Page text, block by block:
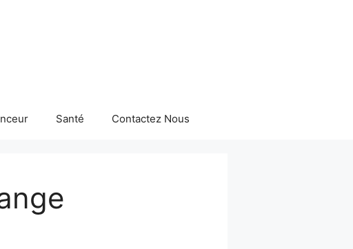
Santé Contactez Nous